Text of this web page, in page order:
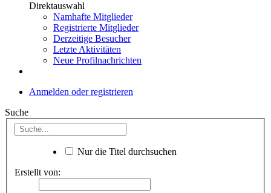
Direktauswahl
Namhafte Mitglieder
Registrierte Mitglieder
Derzeitige Besucher
Letzte Aktivitäten
Neue Profilnachrichten
Anmelden oder registrieren
Suche
Nur die Titel durchsuchen
Erstellt von: